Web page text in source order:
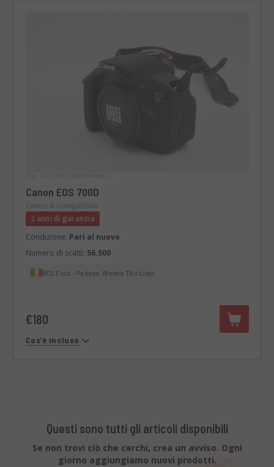
Canon EOS 700D
2 anni di garanzia
Condizione: Pari al nuovo
Numero di scatti: 56.500
RCE Foto - Padova, Riviera Tito Livio
€180
Cos’è incluso
Questi sono tutti gli articoli disponibili
Se non trovi ciò che cerchi, crea un avviso. Ogni
giorno aggiungiamo nuovi prodotti.